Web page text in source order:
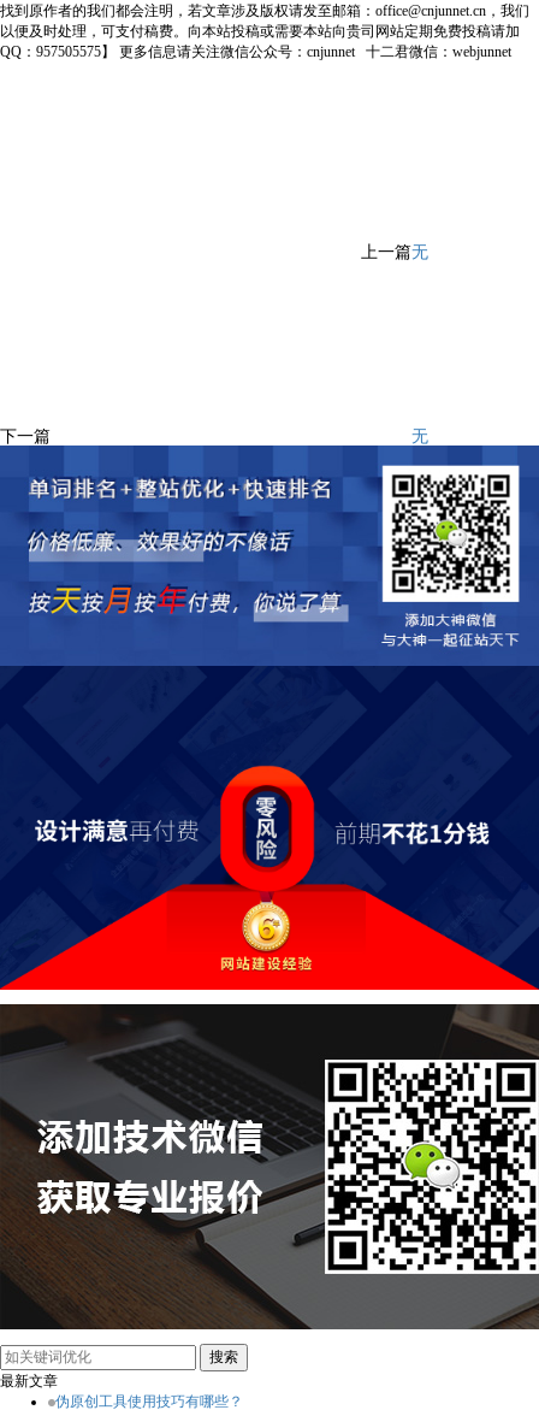
找到原作者的我们都会注明，若文章涉及版权请发至邮箱：office@cnjunnet.cn，我们
以便及时处理，可支付稿费。向本站投稿或需要本站向贵司网站定期免费投稿请加
QQ：957505575】 更多信息请关注微信公众号：cnjunnet 十二君微信：webjunnet
上一篇无
下一篇 无
最新文章
伪原创工具使用技巧有哪些？